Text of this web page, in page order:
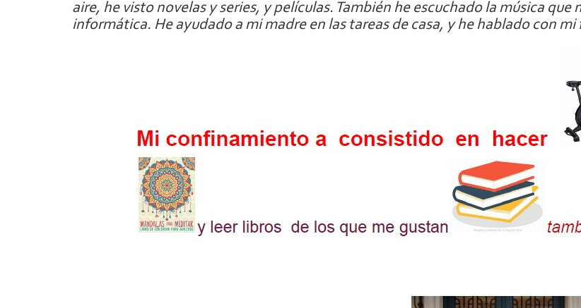
aire, he visto novelas y series, y películas. También he escuchado la música
informática. He ayudado a mi madre en las tareas de casa, y he hablado con